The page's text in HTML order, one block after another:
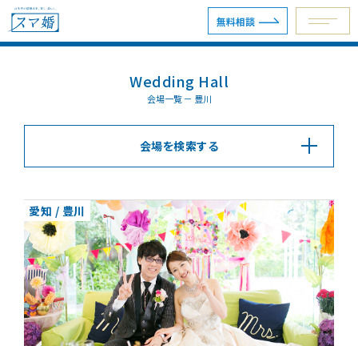
無料相談
予約専用ダイヤル 0120-098-754
ウェディングプラン
ショールーム・サロン 会場を探す
Wedding Hall
会場一覧 － 豊川
愛知 / 豊川
会場を検索する